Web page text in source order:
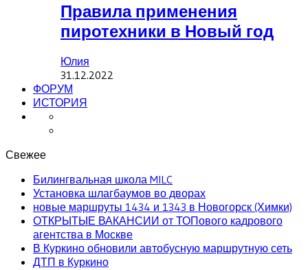
Правила применения
пиротехники в Новый год
Юлия
31.12.2022
ФОРУМ
ИСТОРИЯ
Свежее
Билингвальная школа MILC
Установка шлагбаумов во дворах
новые маршруты 1434 и 1343 в Новогорск (Химки)
ОТКРЫТЫЕ ВАКАНСИИ от ТОПового кадрового
агентства в Москве
В Куркино обновили автобусную маршрутную сеть
ДТП в Куркино